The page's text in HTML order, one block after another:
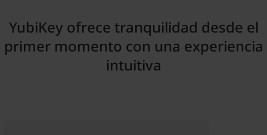
YubiKey ofrece tranquilidad desde el
primer momento con una experiencia
intuitiva